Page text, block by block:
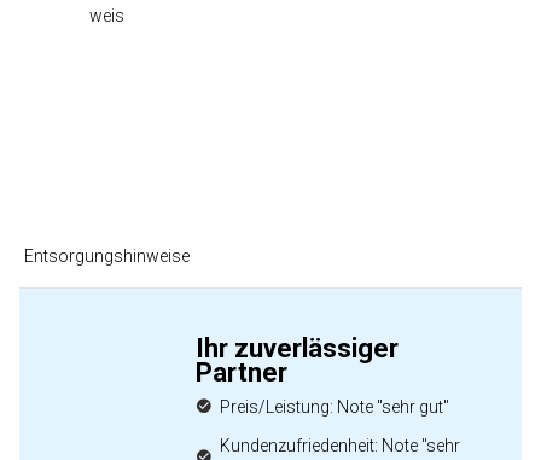
weis
Entsorgungshinweise
Ihr zuverlässiger
Partner
Preis/Leistung: Note "sehr gut"
Kundenzufriedenheit: Note "sehr